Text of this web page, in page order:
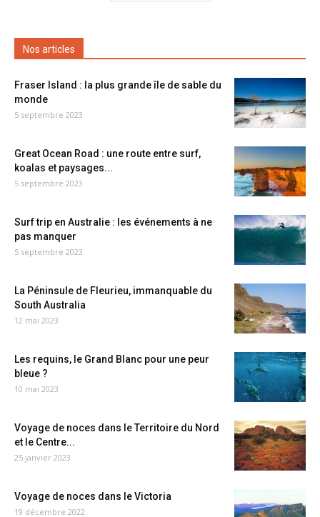
Nos articles
Fraser Island : la plus grande île de sable du
monde
5 septembre 2023
Great Ocean Road : une route entre surf,
koalas et paysages...
5 septembre 2023
Surf trip en Australie : les événements à ne
pas manquer
5 septembre 2023
La Péninsule de Fleurieu, immanquable du
South Australia
12 mai 2023
Les requins, le Grand Blanc pour une peur
bleue ?
10 mai 2023
Voyage de noces dans le Territoire du Nord
et le Centre...
25 janvier 2023
Voyage de noces dans le Victoria
19 décembre 2022